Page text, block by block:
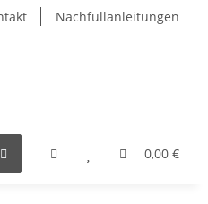
Nachfüllanleitungen
0,00 €